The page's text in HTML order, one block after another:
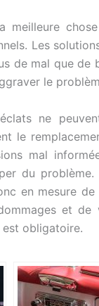
meilleure
Les
de mal que
le
ne
le
mal
du
en mesure
et
obligatoire.